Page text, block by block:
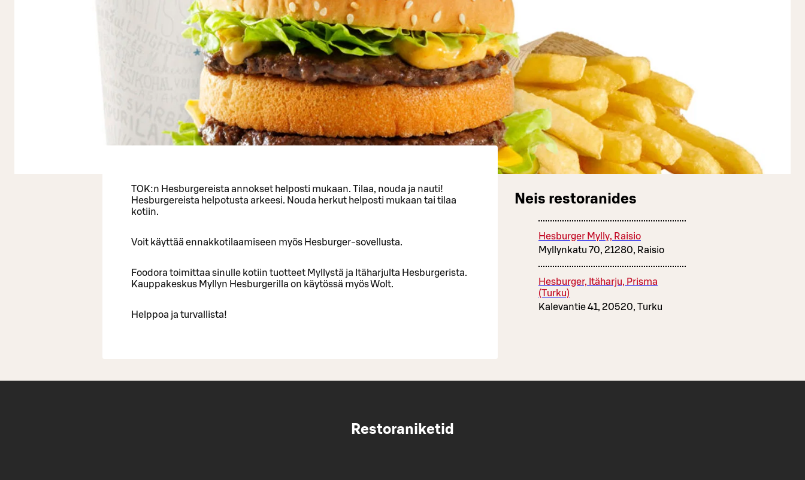
TOK:n Hesburgereista annokset helposti mukaan. Tilaa, nouda ja nauti!
Hesburgereista helpotusta arkeesi. Nouda herkut helposti mukaan tai tilaa
kotiin.
Voit käyttää ennakkotilaamiseen myös Hesburger-sovellusta.
Foodora toimittaa sinulle kotiin tuotteet Myllystä ja Itäharjulta Hesburgerista.
Kauppakeskus Myllyn Hesburgerilla on käytössä myös Wolt.
Helppoa ja turvallista!
Neis restoranides
Hesburger Mylly, Raisio
Myllynkatu 70, 21280, Raisio
Hesburger, Itäharju, Prisma
(Turku)
Kalevantie 41, 20520, Turku
Restoraniketid